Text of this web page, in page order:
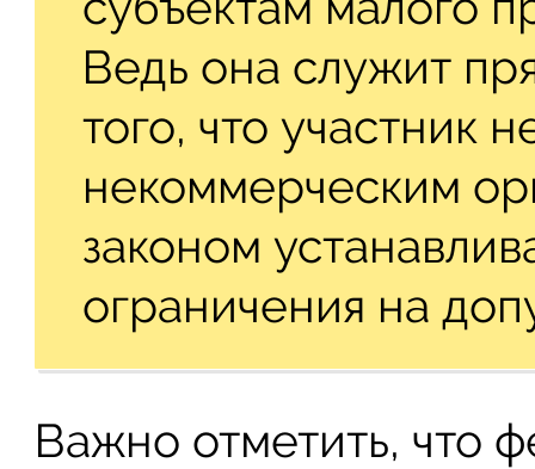
Ведь она служит
того, что участник
некоммерческим
законом
ограничения на
Важно отметить, что